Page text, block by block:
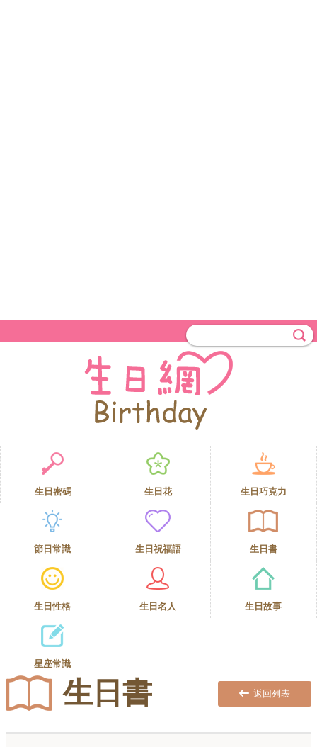
生日密碼 生日花 生日巧克力
節日常識 生日祝福語 生日書
生日性格 生日名人 生日故事
星座常識
生日書 返回列表